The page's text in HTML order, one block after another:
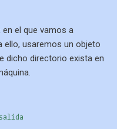
el que vamos a
ello, usaremos un objeto
dicho directorio exista en